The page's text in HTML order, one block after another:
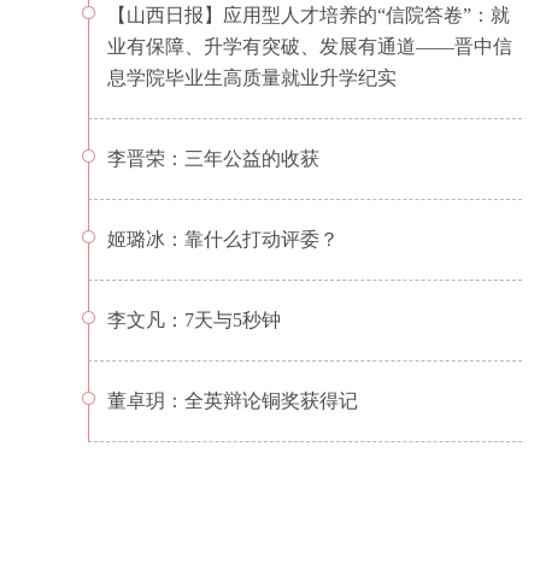
【山西日报】应用型人才培养的“信院答卷”：就
业有保障、升学有突破、发展有通道——晋中信
息学院毕业生高质量就业升学纪实
李晋荣：三年公益的收获
姬璐冰：靠什么打动评委？
李文凡：7天与5秒钟
董卓玥：全英辩论铜奖获得记